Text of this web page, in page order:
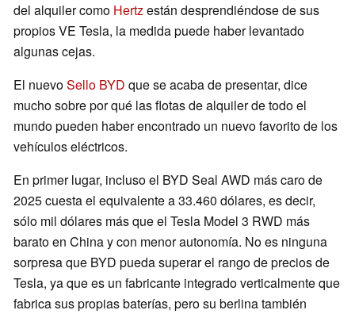
del alquiler como Hertzestán desprendiéndose de sus
propios VE Tesla, la medida puede haber levantado
algunas cejas.
El nuevoSello BYD que se acaba de presentar, dice
mucho sobre por qué las flotas de alquiler de todo el
mundo pueden haber encontrado un nuevo favorito de los
vehículos eléctricos.
En primer lugar, incluso el BYD Seal AWD más caro de
2025 cuesta el equivalente a 33.460 dólares, es decir,
sólo mil dólares más que el Tesla Model 3 RWD más
barato en China y con menor autonomía. No es ninguna
sorpresa que BYD pueda superar el rango de precios de
Tesla, ya que es un fabricante integrado verticalmente que
fabrica sus propias baterías, pero su berlina también